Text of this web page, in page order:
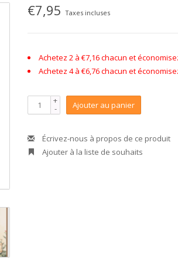
€7,95Taxes incluses
Achetez 2 à €7,16 chacun et
Achetez 4 à €6,76 chacun et
+
- Ajouter au panier
Écrivez-nous à propos de ce produit
Ajouter à la liste de souhaits